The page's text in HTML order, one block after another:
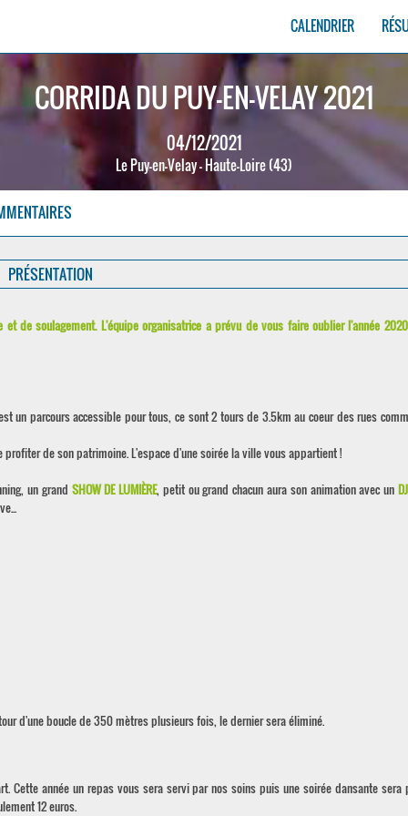
CALENDRIER
CORRIDA DU PUY-EN-VELAY 2021
04/12/2021
Le Puy-en-Velay - Haute-Loire (43)
PRÉSENTATION
de soulagement. L'équipe organisatrice a prévu de vous faire oublier l'année
un parcours accessible pour tous, ce sont 2 tours de 3.5km au coeur des rues
de son patrimoine. L'espace d'une soirée la ville vous appartient !
un grand SHOW DE LUMIÈRE, petit ou grand chacun aura son animation avec unDJ
d'une boucle de 350 mètres plusieurs fois, le dernier sera éliminé.
Cette année un repas vous sera servi par nos soins puis une soirée dansante sera
12 euros.